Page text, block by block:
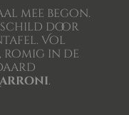
mee begon.
door
Vol
in de
.